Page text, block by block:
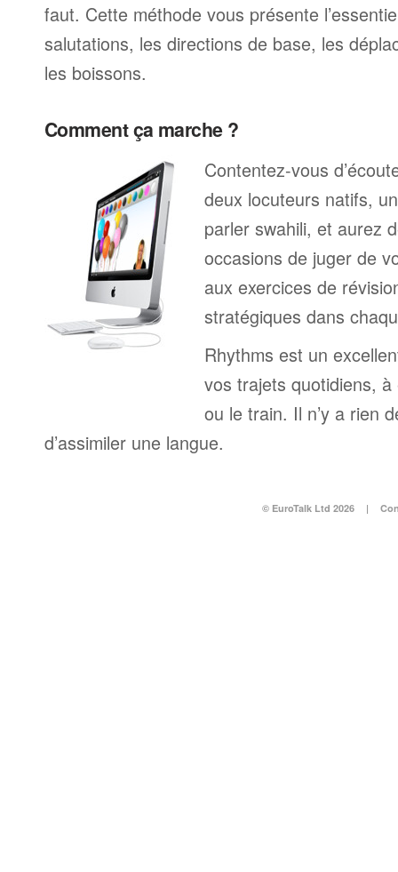
faut. Cette méthode vous présente
salutations, les directions de base, les
les boissons.
Comment ça marche ?
Contentez-vous
deux locuteurs natifs,
parler swahili, et aurez
occasions de juger de
aux exercices de
stratégiques dans
Rhythms est un
vos trajets quotidiens,
ou le train. Il n’y a rien
d’assimiler une langue.
© EuroTalk Ltd 2026 |